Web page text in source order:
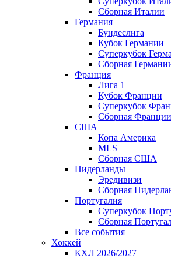
Сборная Италии
Германия
Бундеслига
Кубок Германии
Суперкубок
Сборная
Франция
Лига 1
Кубок Франции
Суперкубок
Сборная Франции
США
Копа Америка
MLS
Сборная США
Нидерланды
Эредивизи
Сборная
Португалия
Суперкубок
Сборная
Все события
Хоккей
КХЛ 2026/2027